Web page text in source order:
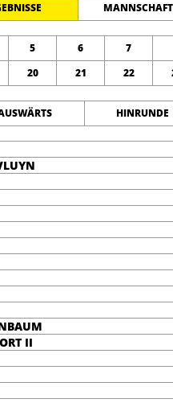
MANNSCHAFT
5 6
7
20 21 22
HINRUNDE
II